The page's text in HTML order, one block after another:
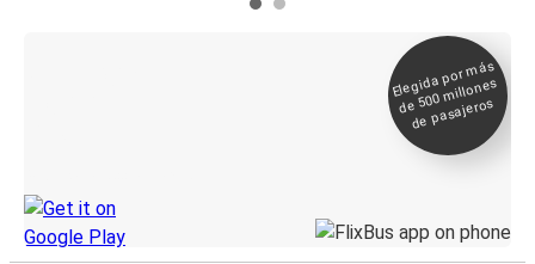
Elegida por
más
de 500
millones
de pasajeros